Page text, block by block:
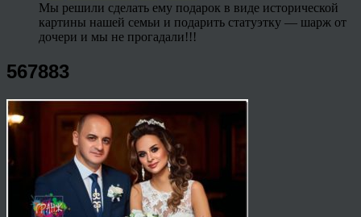
Мы решили сделать ему подарок в виде исторической
картины нашей семьи и подарить статуэтку — шарж от
дочери и мы не прогадали!!!
567883